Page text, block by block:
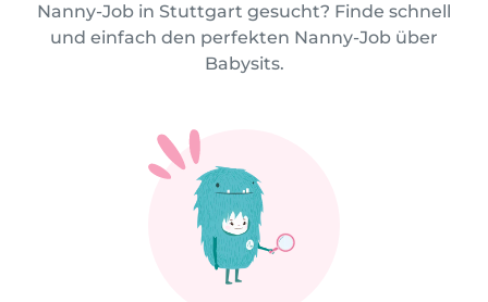
Nanny-Job in Stuttgart gesucht? Finde schnell
und einfach den perfekten Nanny-Job über
Babysits.